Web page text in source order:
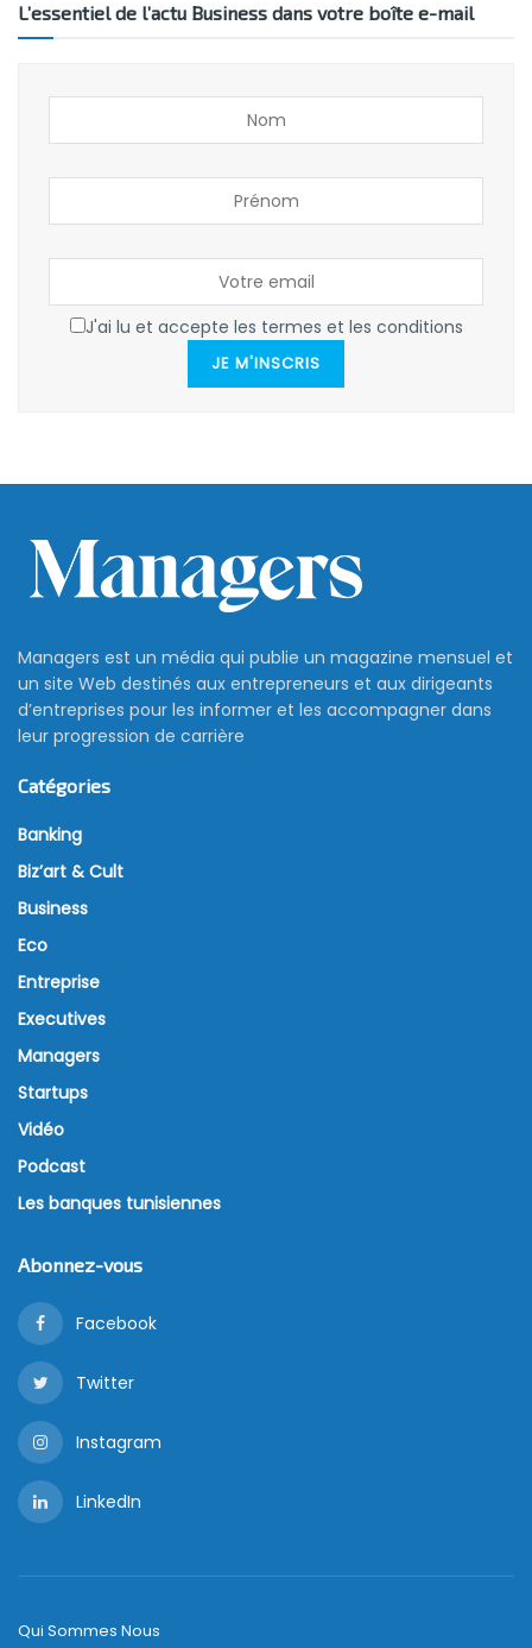
L’essentiel de l’actu Business dans votre boîte e-mail
J'ai lu et accepte les termes et les conditions
JE M'INSCRIS
Managers est un média qui publie un magazine mensuel et
un site Web destinés aux entrepreneurs et aux dirigeants
d’entreprises pour les informer et les accompagner dans
leur progression de carrière
Catégories
Banking
Biz’art & Cult
Business
Eco
Entreprise
Executives
Managers
Startups
Vidéo
Podcast
Les banques tunisiennes
Abonnez-vous
Facebook
Twitter
Instagram
LinkedIn
Qui Sommes Nous